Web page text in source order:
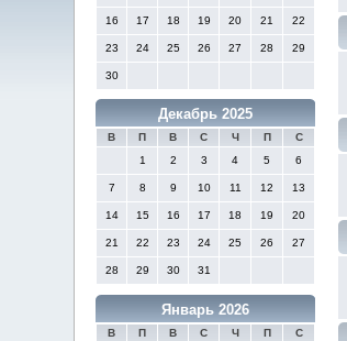
16 17 18 19 20 21 22
23 24 25 26 27 28 29
30
Декабрь 2025
В П В С Ч П
С
1
2 3 4 5 6
7 8 9 10 11 12 13
14 15 16 17 18 19 20
21 22 23 24 25 26 27
28 29 30 31
Январь 2026
В П В С Ч П
С